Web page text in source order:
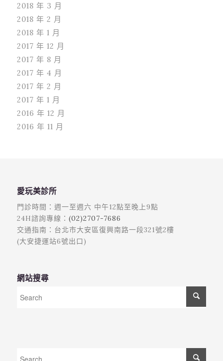
2018 年 3 月
2018 年 2 月
2018 年 1 月
2017 年 12 月
2017 年 8 月
2017 年 4 月
2017 年 2 月
2017 年 1 月
2016 年 12 月
2016 年 11 月
愛玩美診所
門診時間：週一至週六 中午12點至晚上9點
24H諮詢專線： (02)2707-7686
交通指南：台北市大安區復興南路一段321號2樓
(大安捷運站6號出口)
網站搜尋